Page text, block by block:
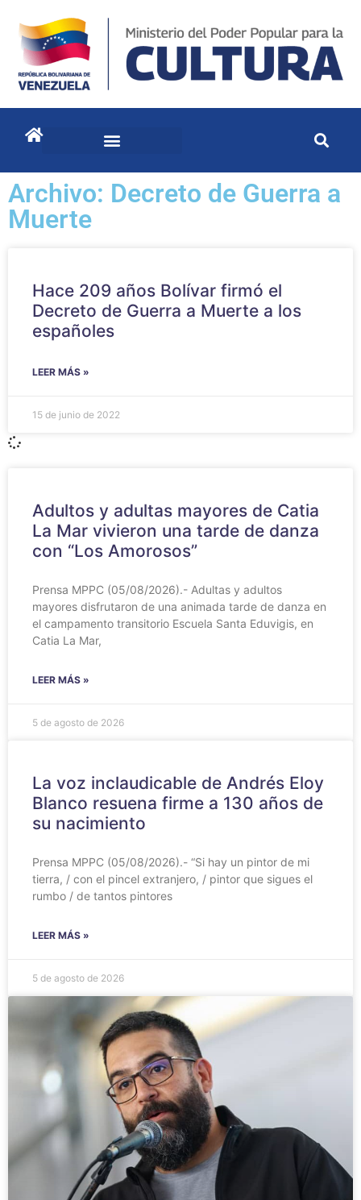
Archivo: Decreto de Guerra a
Muerte
Hace 209 años Bolívar firmó el
Decreto de Guerra a Muerte a los
españoles
LEER MÁS »
15 de junio de 2022
Adultos y adultas mayores de Catia
La Mar vivieron una tarde de danza
con “Los Amorosos”
Prensa MPPC (05/08/2026).- Adultas y adultos
mayores disfrutaron de una animada tarde de danza en
el campamento transitorio Escuela Santa Eduvigis, en
Catia La Mar,
LEER MÁS »
5 de agosto de 2026
La voz inclaudicable de Andrés Eloy
Blanco resuena firme a 130 años de
su nacimiento
Prensa MPPC (05/08/2026).- “Si hay un pintor de mi
tierra, / con el pincel extranjero, / pintor que sigues el
rumbo / de tantos pintores
LEER MÁS »
5 de agosto de 2026